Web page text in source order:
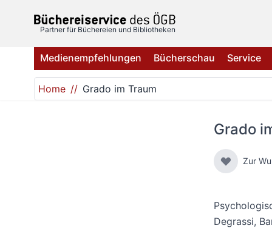
Partner für Büchereien und Bibliotheken
Medienempfehlungen Bücherschau Service
Home Grado im Traum
Grado
Zur
Degrassi,